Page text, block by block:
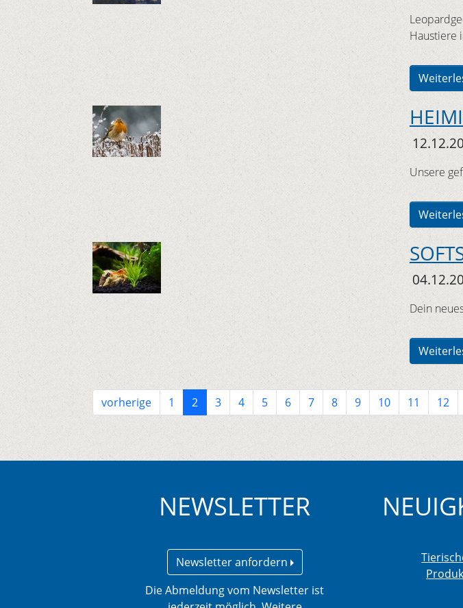
Haustiere
Unsere
Dein
vorherige 1 2 3 4 5 6 7 8 9 10 11 12
NEWSLETTER
Newsletter anfordern
Die Abmeldung vom Newsletter ist